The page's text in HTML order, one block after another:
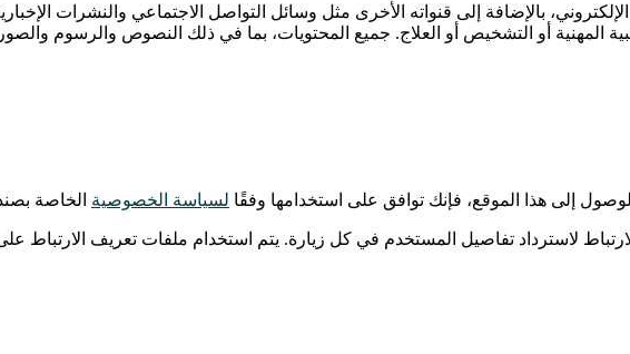
بالإضافة إلى قنواته الأخرى مثل وسائل التواصل الاجتماعي والنشرات
المهنية أو التشخيص أو العلاج. جميع المحتويات، بما في ذلك النصوص والرسوم
إلى هذا الموقع، فإنك توافق على استخدامها وفقًا لسياسة الخصوصية الخاصة
لاسترداد تفاصيل المستخدم في كل زيارة. يتم استخدام ملفات تعريف